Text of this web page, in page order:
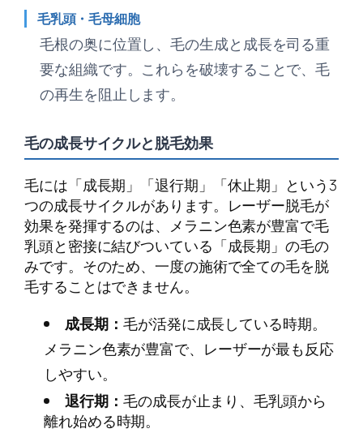
毛乳頭・毛母細胞
毛根の奥に位置し、毛の生成と成長を司る重
要な組織です。これらを破壊することで、毛
の再生を阻止します。
毛の成長サイクルと脱毛効果
毛には「成長期」「退行期」「休止期」という3
つの成長サイクルがあります。レーザー脱毛が
効果を発揮するのは、メラニン色素が豊富で毛
乳頭と密接に結びついている「成長期」の毛の
みです。そのため、一度の施術で全ての毛を脱
毛することはできません。
成長期： 毛が活発に成長している時期。
メラニン色素が豊富で、レーザーが最も反応
しやすい。
退行期： 毛の成長が止まり、毛乳頭から
離れ始める時期。